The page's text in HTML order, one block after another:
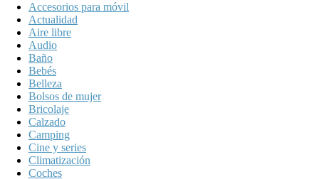
Accesorios para móvil
Actualidad
Aire libre
Audio
Baño
Bebés
Belleza
Bolsos de mujer
Bricolaje
Calzado
Camping
Cine y series
Climatización
Coches